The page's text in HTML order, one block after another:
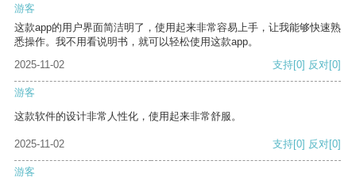
游客
这款app的用户界面简洁明了，使用起来非常容易上手，让我能够快速熟
悉操作。我不用看说明书，就可以轻松使用这款app。
2025-11-02
支持[0] 反对[0]
游客
这款软件的设计非常人性化，使用起来非常舒服。
2025-11-02 支持[0] 反对[0]
游客